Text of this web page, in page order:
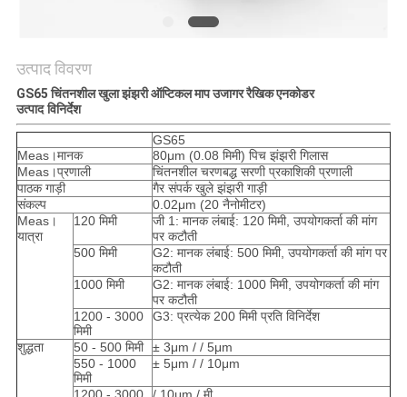
उत्पाद विवरण
GS65 चिंतनशील खुला झंझरी ऑप्टिकल माप उजागर रैखिक एनकोडर
उत्पाद विनिर्देश
GS65
Meas।मानक
80μm (0.08 मिमी) पिच झंझरी गिलास
Meas।प्रणाली
चिंतनशील चरणबद्ध सरणी प्रकाशिकी प्रणाली
पाठक गाड़ी
गैर संपर्क खुले झंझरी गाड़ी
संकल्प
0.02μm (20 नैनोमीटर)
Meas।
यात्रा
120 मिमी
जी 1: मानक लंबाई: 120 मिमी, उपयोगकर्ता की मांग
पर कटौती
500 मिमी
G2: मानक लंबाई: 500 मिमी, उपयोगकर्ता की मांग पर
कटौती
1000 मिमी
G2: मानक लंबाई: 1000 मिमी, उपयोगकर्ता की मांग
पर कटौती
1200 - 3000
मिमी
G3: प्रत्येक 200 मिमी प्रति विनिर्देश
शुद्धता 50 - 500 मिमी
± 3μm / / 5μm
550 - 1000
मिमी
± 5μm / / 10μm